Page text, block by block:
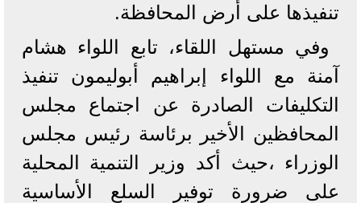
تنفيذها على أرض المحافظة.
وفي مستهل اللقاء، تابع اللواء هشام
آمنة مع اللواء إبراهيم أبوليمون تنفيذ
التكليفات الصادرة عن اجتماع مجلس
المحافظين الأخير برئاسة رئيس مجلس
الوزراء ،حيث أكد وزير التنمية المحلية
على ضرورة توفير السلع الأساسية